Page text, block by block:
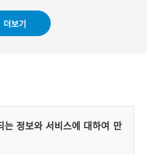
마을 구두쇠 영감에게 물벼
락을 맞았다. 이에 스님은
귀한 물 시주해줘서 고맙다
뚫은 격이었다. 그래 마을은
해가 다르게 농사가 안되고
전염병이 돌아 사람들이 하
더보기
는 정보와 서비스에 대하여 만